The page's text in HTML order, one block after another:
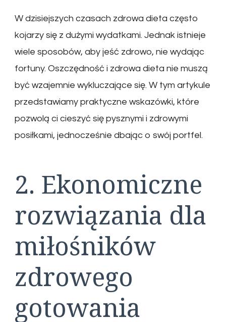
W dzisiejszych czasach zdrowa dieta często
kojarzy się z dużymi wydatkami. Jednak istnieje
wiele sposobów, aby jeść zdrowo, nie wydając
fortuny. Oszczędność i zdrowa dieta nie muszą
być wzajemnie wykluczające się. W tym artykule
przedstawiamy praktyczne wskazówki, które
pozwolą ci cieszyć się pysznymi i zdrowymi
posiłkami, jednocześnie dbając o swój portfel.
2. Ekonomiczne
rozwiązania dla
miłośników
zdrowego
gotowania